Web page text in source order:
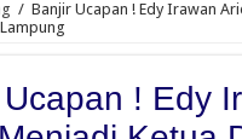
/ Banjir Ucapan ! Edy Irawan
! Edy